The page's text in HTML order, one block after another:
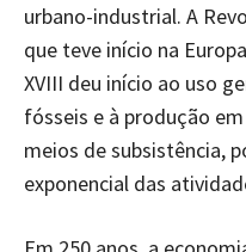
urbano-industrial. A
que teve início na
XVIII deu início ao uso
fósseis e à produção
meios de subsistência,
exponencial das